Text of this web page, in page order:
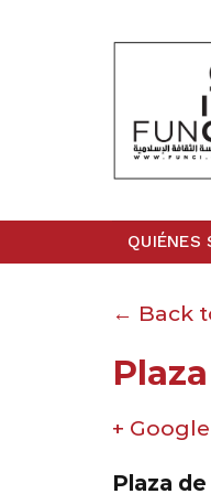
QUIÉNES
← Back
+
Plaza